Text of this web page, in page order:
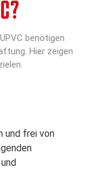
benötigen
Hier zeigen
und frei von